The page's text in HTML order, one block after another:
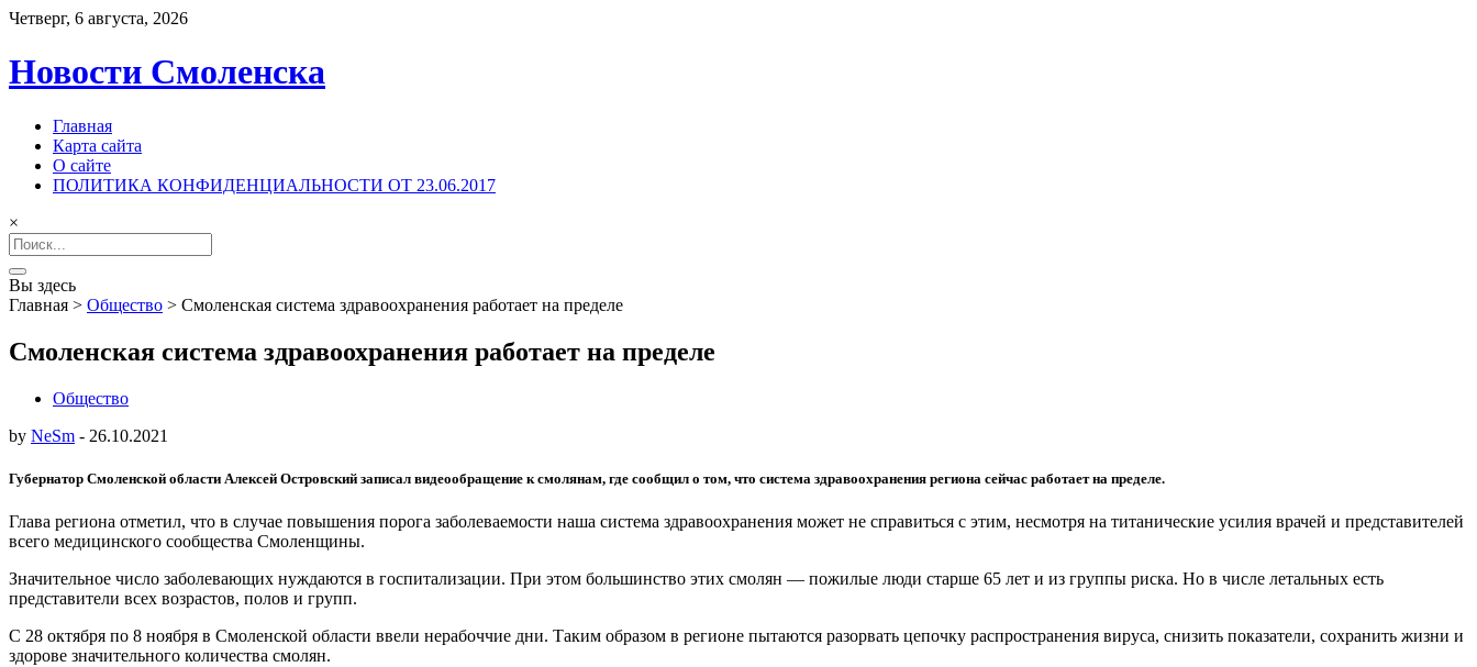
Четверг, 6 августа, 2026
Новости Смоленска
Главная
Карта сайта
О сайте
ПОЛИТИКА КОНФИДЕНЦИАЛЬНОСТИ ОТ 23.06.2017
×
Search
for:
Вы здесь
Главная > Общество > Смоленская система здравоохранения работает на пределе
Смоленская система здравоохранения работает на пределе
Общество
by NeSm - 26.10.2021
Губернатор Смоленской области Алексей Островский записал видеообращение к смолянам, где сообщил о том, что система здравоохранения региона сейчас работает на пределе.
Глава региона отметил, что в случае повышения порога заболеваемости наша система здравоохранения может не справиться с этим, несмотря на титанические усилия врачей и представителей
всего медицинского сообщества Смоленщины.
Значительное число заболевающих нуждаются в госпитализации. При этом большинство этих смолян — пожилые люди старше 65 лет и из группы риска. Но в числе летальных есть
представители всех возрастов, полов и групп.
С 28 октября по 8 ноября в Смоленской области ввели нерабоччие дни. Таким образом в регионе пытаются разорвать цепочку распространения вируса, снизить показатели, сохранить жизни и
здорове значительного количества смолян.